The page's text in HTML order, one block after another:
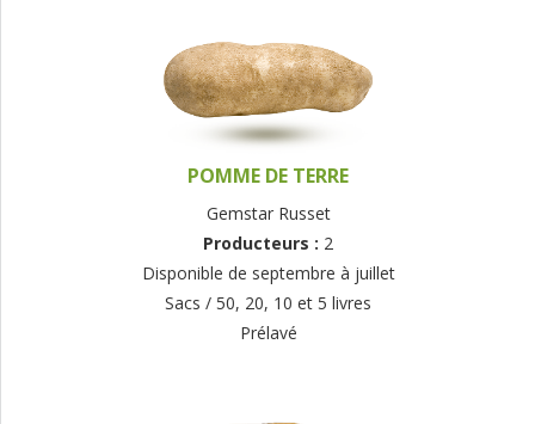
POMME DE TERRE
Gemstar Russet
Producteurs : 2
Disponible de septembre à juillet
Sacs / 50, 20, 10 et 5 livres
Prélavé